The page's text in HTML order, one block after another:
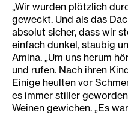
„Wir wurden plötzlich
geweckt. Und als das
absolut sicher, dass wir
einfach dunkel, staubig
Amina. „Um uns herum
und rufen. Nach ihren
Einige heulten vor
es immer stiller
Weinen gewichen. „Es